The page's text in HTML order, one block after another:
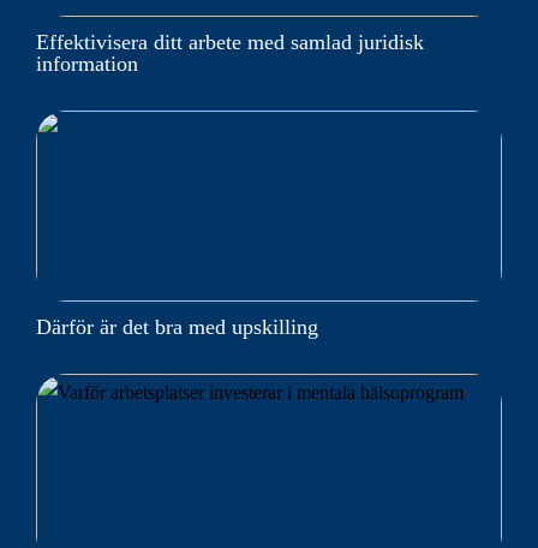
Effektivisera ditt arbete med samlad juridisk
information
Därför är det bra med upskilling